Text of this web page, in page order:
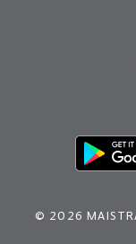
© 2026